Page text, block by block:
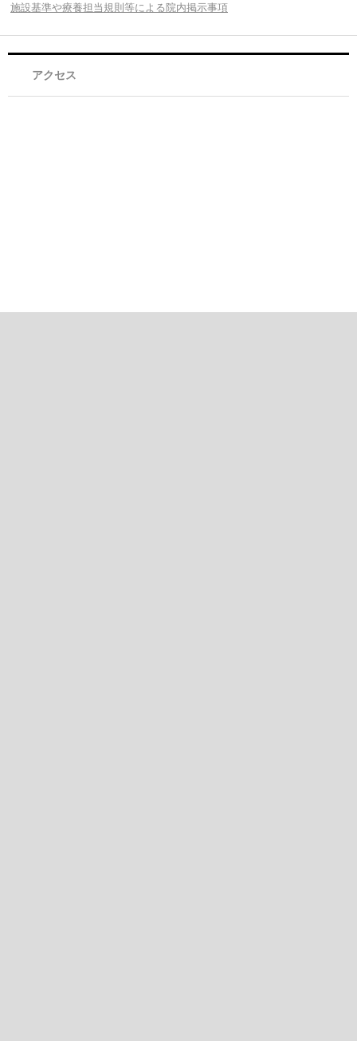
施設基準や療養担当規則等による院内掲示事項
アクセス